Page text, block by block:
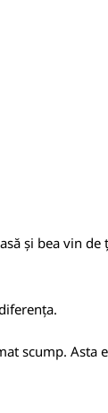
și bea vin de
scump. Asta